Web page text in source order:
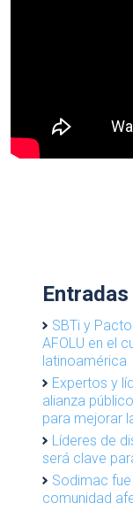
SBTi y
AFOLU en el
latinoamérica
Expertos y
alianza
para mejorar
Líderes de
será clave
Sodimac
comunidad